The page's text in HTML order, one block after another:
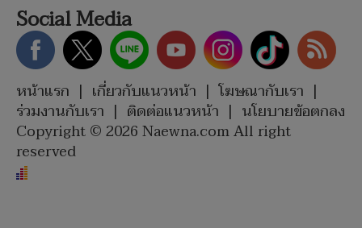
Social Media
หน้าแรก | เกี่ยวกับแนวหน้า | โฆษณากับเรา |
ร่วมงานกับเรา | ติดต่อแนวหน้า | นโยบายข้อตกลง
Copyright © 2026 Naewna.com All right
reserved